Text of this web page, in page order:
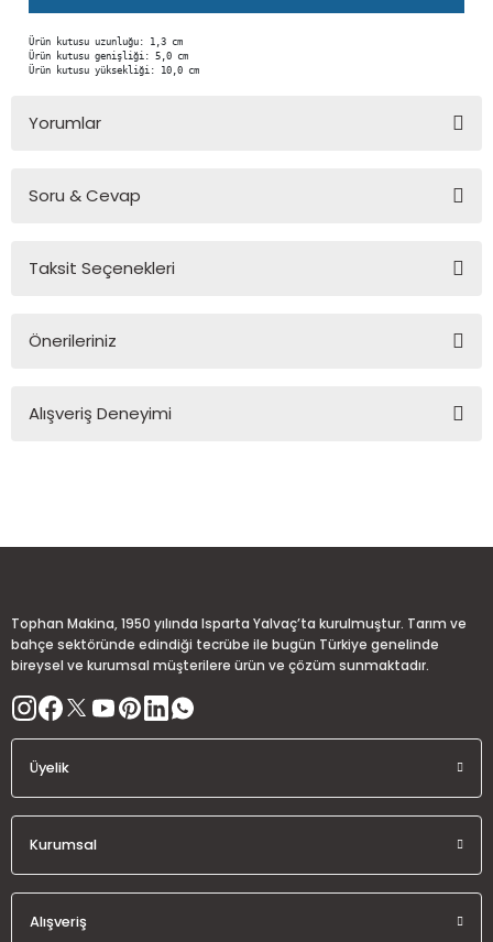
Ürün kutusu uzunluğu: 1,3 cm
Ürün kutusu genişliği: 5,0 cm
Ürün kutusu yüksekliği: 10,0 cm
Yorumlar
Soru & Cevap
Ürün hakkında henüz soru sorulmamış.
Taksit Seçenekleri
Önerileriniz
konularda yetersiz gördüğünüz noktaları öneri formunu
Bu ürüne benzer farklı alternatifler olmalı.
Alışveriş Deneyimi
Tophan Makina, 1950 yılında Isparta Yalvaç’ta kurulmuştur. Tarım ve
bahçe sektöründe edindiği tecrübe ile bugün Türkiye genelinde
bireysel ve kurumsal müşterilere ürün ve çözüm sunmaktadır.
Üyelik
Kurumsal
Alışveriş